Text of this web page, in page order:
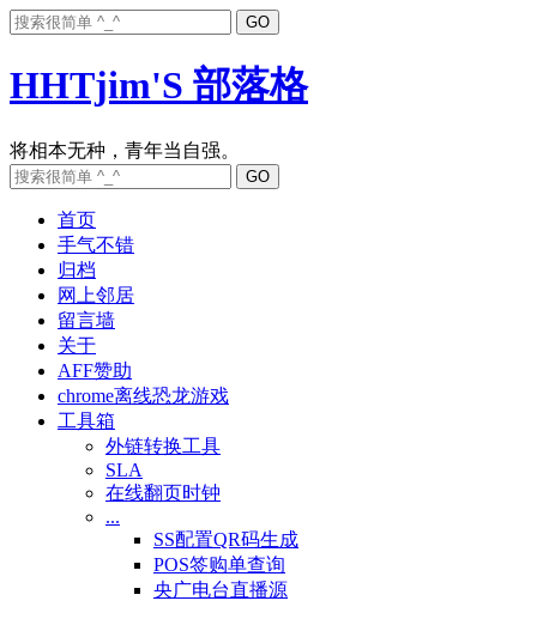
HHTjim'S 部落格
首页
手气不错
归档
网上邻居
留言墙
关于
AFF赞助
chrome离线恐龙游戏
工具箱
外链转换工具
SLA
在线翻页时钟
...
SS配置QR码生成
POS签购单查询
央广电台直播源